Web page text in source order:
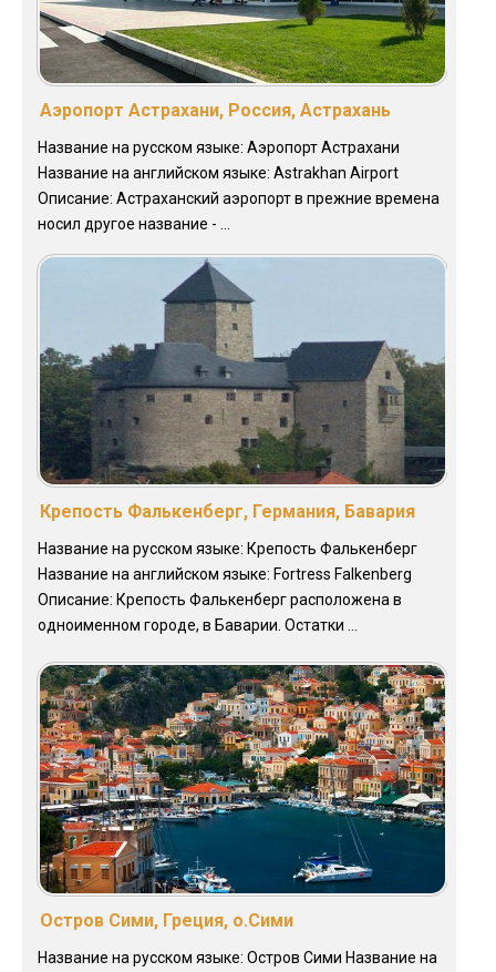
Аэропорт Астрахани, Россия, Астрахань
Название на русском языке: Аэропорт Астрахани
Название на английском языке: Astrakhan Airport
Описание: Астраханский аэропорт в прежние времена
носил другое название - ...
Крепость Фалькенберг, Германия, Бавария
Название на русском языке: Крепость Фалькенберг
Название на английском языке: Fortress Falkenberg
Описание: Крепость Фалькенберг расположена в
одноименном городе, в Баварии. Остатки ...
Остров Сими, Греция, о.Сими
Название на русском языке: Остров Сими Название на